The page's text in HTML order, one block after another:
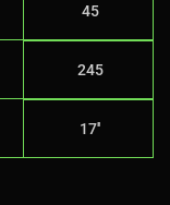
45
245
17''